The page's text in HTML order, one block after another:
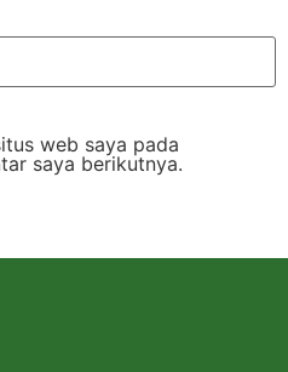
web saya pada
saya berikutnya.